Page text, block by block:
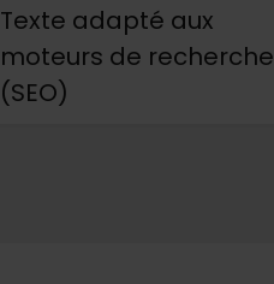
Texte adapté aux
moteurs de recherche
(SEO)